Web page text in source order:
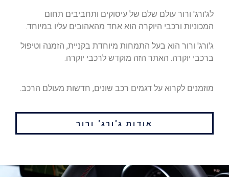
לג'ורג' ורור עולם שלם של עיסוקים ותחביבים תחום
המכוניות ורכבי היוקרה הוא אחד מהאהובים עליו במיוחד.
ג'ורג' ורור הוא בעל התמחות מיוחדת בקניית, הזמנה וטיפול
ברכבי יוקרה. האתר הזה מוקדש לרכבי יוקרה.
מוזמנים לקרוא על דגמים רכב שונים, חדשות מעולם הרכב.
אודות ג'ורג' ורור